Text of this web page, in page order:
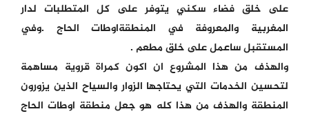
على خلق فضاء سكني يتوفر على كل المتطلبات لدار
المغربية والمعروفة في المنطقةاوطات الحاج .وفي
المستقبل ساعمل على خلق مطعم .
والهذف من هذا المشروع ان اكون كمراة قروية مساهمة
لتحسين الخدمات التي يحتاجها الزوار والسياح الذين يزورون
المنطقة والهذف من هذا كله هو جعل منطقة اوطات الحاج